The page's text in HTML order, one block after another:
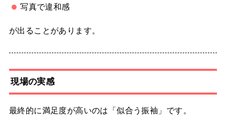
写真で違和感
が出ることがあります。
現場の実感
最終的に満足度が高いのは「似合う振袖」です。